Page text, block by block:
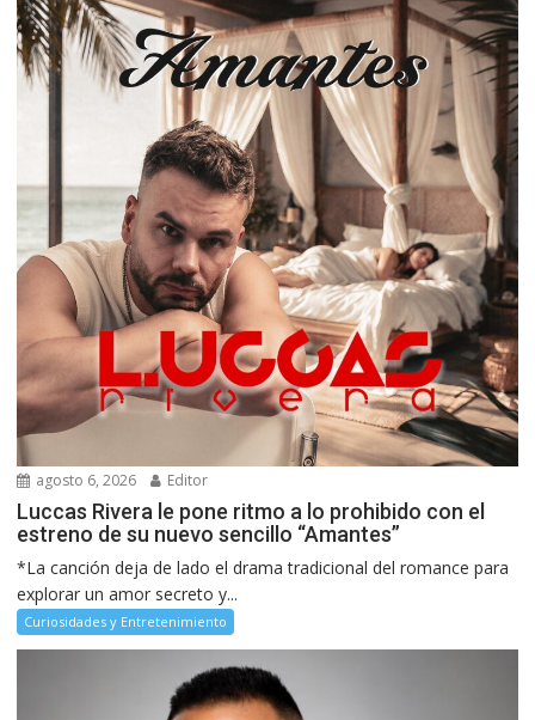
agosto 6, 2026 Editor
Luccas Rivera le pone ritmo a lo prohibido con el
estreno de su nuevo sencillo “Amantes”
*La canción deja de lado el drama tradicional del romance para
explorar un amor secreto y...
Curiosidades y Entretenimiento